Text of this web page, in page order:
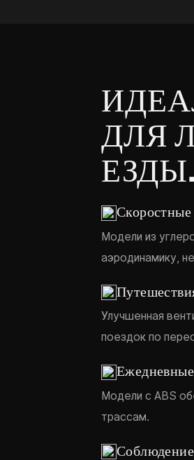
ДЛЯ
ЕЗДЫ.
Скоростные
Модели из
аэродинамику,
Улучшенная
поездок по
Ежедневные
Модели с ABS
трассам.